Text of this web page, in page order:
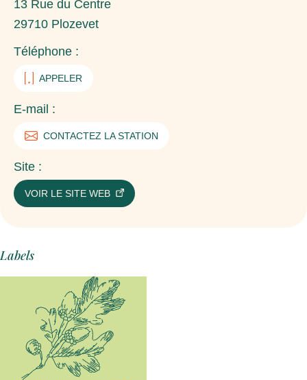
13 Rue du Centre
29710 Plozevet
Téléphone :
APPELER
E-mail :
CONTACTEZ LA STATION
Site :
VOIR LE SITE WEB
Labels